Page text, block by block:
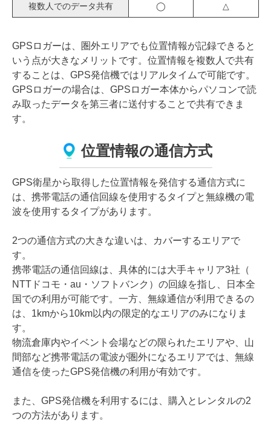
複数人でのデータ共有 ◯ △
GPSロガーは、圏外エリアでも位置情報が記録できると
いう点が大きなメリットです。位置情報を複数人で共有
することは、GPS発信機ではリアルタイムで可能です。
GPSロガーの場合は、GPSロガー本体からパソコンで読
み取ったデータを第三者に送付することで共有できま
す。
位置情報の通信方式
GPS衛星から取得した位置情報を発信する通信方式に
は、携帯電話の通信回線を使用するタイプと無線機の電
波を使用するタイプがあります。
2つの通信方式の大きな違いは、カバーするエリアで
す。
携帯電話の通信回線は、具体的には大手キャリア3社（
NTTドコモ・au・ソフトバンク）の回線を指し、日本全
国での利用が可能です。一方、無線通信が利用できるの
は、1kmから10km以内の限定的なエリアのみになりま
す。
物流倉庫内やイベント会場などの限られたエリアや、山
間部など携帯電話の電波が圏外になるエリアでは、無線
通信を使ったGPS発信機の利用が有効です。
また、GPS発信機を利用するには、購入とレンタルの2
つの方法があります。